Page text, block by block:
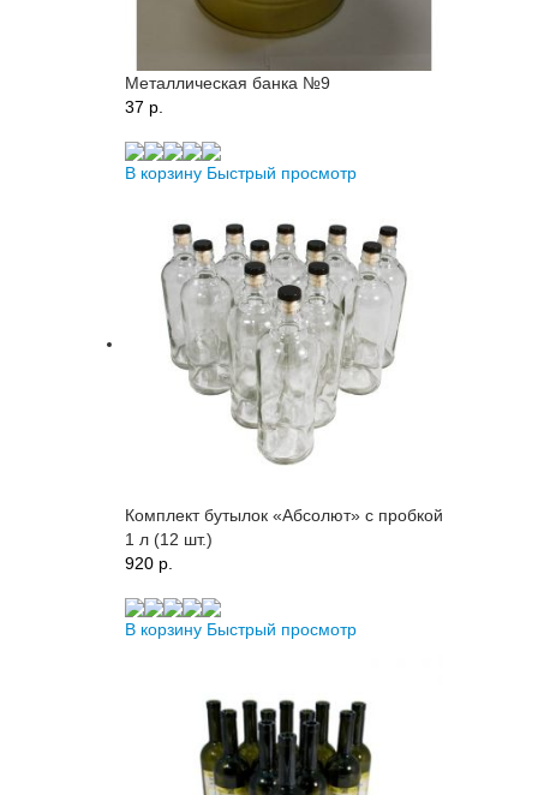
Металлическая банка №9
37 p.
В корзину Быстрый просмотр
Комплект бутылок «Абсолют» с пробкой
1 л (12 шт.)
920 p.
В корзину Быстрый просмотр